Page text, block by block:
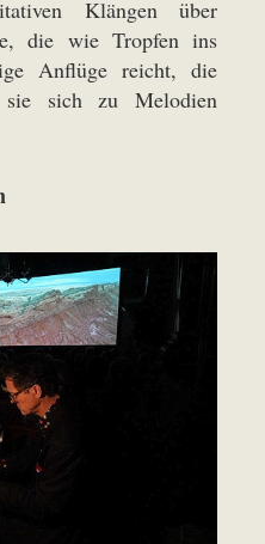
Klängen über
die wie Tropfen ins
Anflüge reicht, die
sie sich zu Melodien